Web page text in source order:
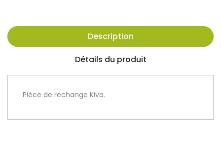
Description
Détails du produit
Pièce de rechange Kiva.